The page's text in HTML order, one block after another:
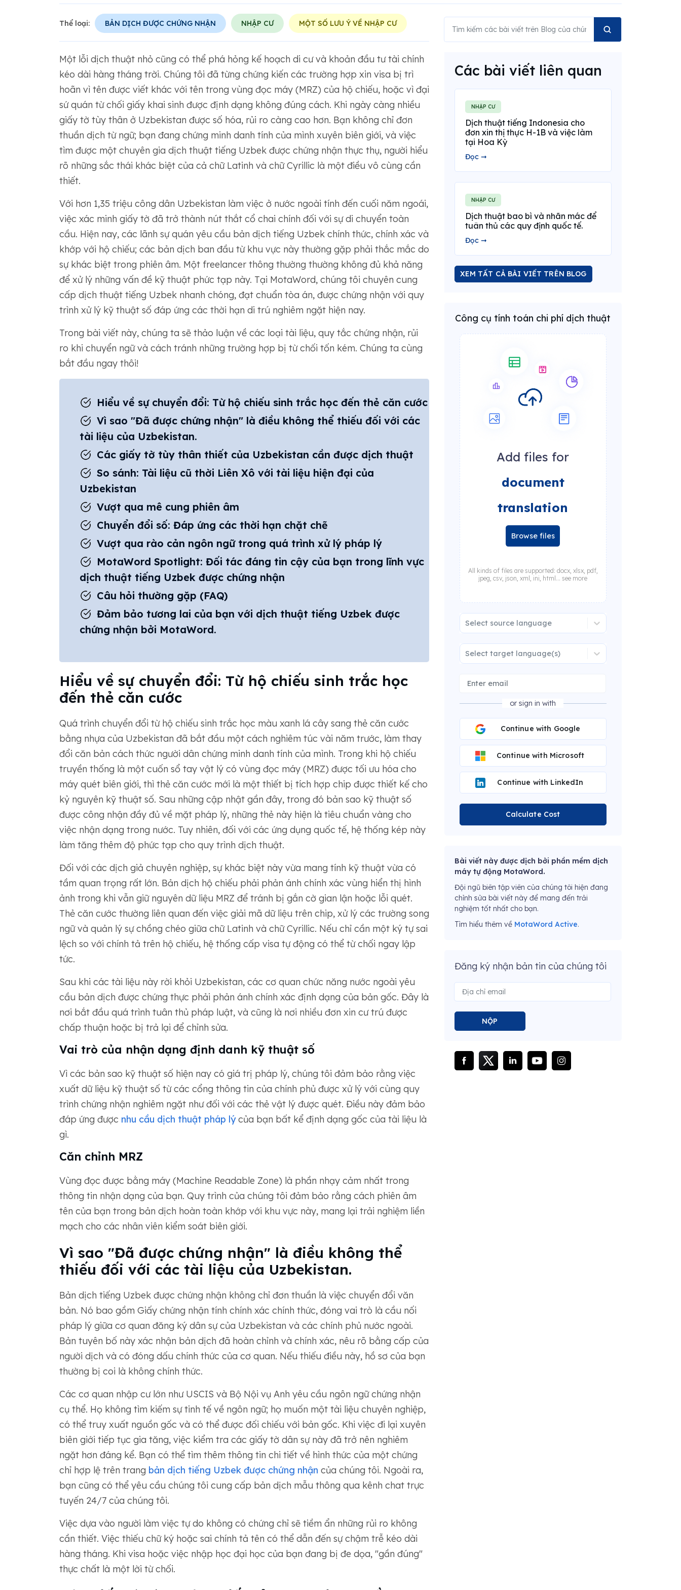
Thể loại: BẢN DỊCH ĐƯỢC CHỨNG NHẬN NHẬP CƯ MỘT SỐ LƯU Ý VỀ NHẬP CƯ
Một lỗi dịch thuật nhỏ cũng có thể phá hỏng kế hoạch di cư và khoản đầu tư tài chính
kéo dài hàng tháng trời. Chúng tôi đã từng chứng kiến ​​các trường hợp xin visa bị trì
hoãn vì tên được viết khác với tên trong vùng đọc máy (MRZ) của hộ chiếu, hoặc vì đại
sứ quán từ chối giấy khai sinh được định dạng không đúng cách. Khi ngày càng nhiều
giấy tờ tùy thân ở Uzbekistan được số hóa, rủi ro càng cao hơn. Bạn không chỉ đơn
thuần dịch từ ngữ; bạn đang chứng minh danh tính của mình xuyên biên giới, và việc
tìm được một chuyên gia dịch thuật tiếng Uzbek được chứng nhận thực thụ, người hiểu
rõ những sắc thái khác biệt của cả chữ Latinh và chữ Cyrillic là một điều vô cùng cần
thiết.
Với hơn 1,35 triệu công dân Uzbekistan làm việc ở nước ngoài tính đến cuối năm ngoái,
việc xác minh giấy tờ đã trở thành nút thắt cổ chai chính đối với sự di chuyển toàn
cầu. Hiện nay, các lãnh sự quán yêu cầu bản dịch tiếng Uzbek chính thức, chính xác và
khớp với hộ chiếu; các bản dịch ban đầu từ khu vực này thường gặp phải thắc mắc do
sự khác biệt trong phiên âm. Một freelancer thông thường thường không đủ khả năng
để xử lý những vấn đề kỹ thuật phức tạp này. Tại MotaWord, chúng tôi chuyên cung
cấp dịch thuật tiếng Uzbek nhanh chóng, đạt chuẩn tòa án, được chứng nhận với quy
trình xử lý kỹ thuật số đáp ứng các thời hạn di trú nghiêm ngặt hiện nay.
Trong bài viết này, chúng ta sẽ thảo luận về các loại tài liệu, quy tắc chứng nhận, rủi
ro khi chuyển ngữ và cách tránh những trường hợp bị từ chối tốn kém. Chúng ta cùng
bắt đầu ngay thôi!
Hiểu về sự chuyển đổi: Từ hộ chiếu sinh trắc học đến thẻ căn cước
Vì sao "Đã được chứng nhận" là điều không thể thiếu đối với các
tài liệu của Uzbekistan.
Các giấy tờ tùy thân thiết của Uzbekistan cần được dịch thuật
So sánh: Tài liệu cũ thời Liên Xô với tài liệu hiện đại của
Uzbekistan
Vượt qua mê cung phiên âm
Chuyển đổi số: Đáp ứng các thời hạn chặt chẽ
Vượt qua rào cản ngôn ngữ trong quá trình xử lý pháp lý
MotaWord Spotlight: Đối tác đáng tin cậy của bạn trong lĩnh vực
dịch thuật tiếng Uzbek được chứng nhận
Câu hỏi thường gặp (FAQ)
Đảm bảo tương lai của bạn với dịch thuật tiếng Uzbek được
chứng nhận bởi MotaWord.
Hiểu về sự chuyển đổi: Từ hộ chiếu sinh trắc học
đến thẻ căn cước
Quá trình chuyển đổi từ hộ chiếu sinh trắc học màu xanh lá cây sang thẻ căn cước
bằng nhựa của Uzbekistan đã bắt đầu một cách nghiêm túc vài năm trước, làm thay
đổi căn bản cách thức người dân chứng minh danh tính của mình. Trong khi hộ chiếu
truyền thống là một cuốn sổ tay vật lý có vùng đọc máy (MRZ) được tối ưu hóa cho
máy quét biên giới, thì thẻ căn cước mới là một thiết bị tích hợp chip được thiết kế cho
kỷ nguyên kỹ thuật số. Sau những cập nhật gần đây, trong đó bản sao kỹ thuật số
được công nhận đầy đủ về mặt pháp lý, những thẻ này hiện là tiêu chuẩn vàng cho
việc nhận dạng trong nước. Tuy nhiên, đối với các ứng dụng quốc tế, hệ thống kép này
làm tăng thêm độ phức tạp cho quy trình dịch thuật.
Đối với các dịch giả chuyên nghiệp, sự khác biệt này vừa mang tính kỹ thuật vừa có
tầm quan trọng rất lớn. Bản dịch hộ chiếu phải phản ánh chính xác vùng hiển thị hình
ảnh trong khi vẫn giữ nguyên dữ liệu MRZ để tránh bị gắn cờ gian lận hoặc lỗi quét.
Thẻ căn cước thường liên quan đến việc giải mã dữ liệu trên chip, xử lý các trường song
ngữ và quản lý sự chồng chéo giữa chữ Latinh và chữ Cyrillic. Nếu chỉ cần một ký tự sai
lệch so với chính tả trên hộ chiếu, hệ thống cấp visa tự động có thể từ chối ngay lập
tức.
Sau khi các tài liệu này rời khỏi Uzbekistan, các cơ quan chức năng nước ngoài yêu
cầu bản dịch được chứng thực phải phản ánh chính xác định dạng của bản gốc. Đây là
nơi bắt đầu quá trình tuân thủ pháp luật, và cũng là nơi nhiều đơn xin cư trú được
chấp thuận hoặc bị trả lại để chỉnh sửa.
Vai trò của nhận dạng định danh kỹ thuật số
Vì các bản sao kỹ thuật số hiện nay có giá trị pháp lý, chúng tôi đảm bảo rằng việc
xuất dữ liệu kỹ thuật số từ các cổng thông tin của chính phủ được xử lý với cùng quy
trình chứng nhận nghiêm ngặt như đối với các thẻ vật lý được quét. Điều này đảm bảo
đáp ứng được nhu cầu dịch thuật pháp lýcủa bạn bất kể định dạng gốc của tài liệu là
gì.
Căn chỉnh MRZ
Vùng đọc được bằng máy (Machine Readable Zone) là phần nhạy cảm nhất trong
thông tin nhận dạng của bạn. Quy trình của chúng tôi đảm bảo rằng cách phiên âm
tên của bạn trong bản dịch hoàn toàn khớp với khu vực này, mang lại trải nghiệm liền
mạch cho các nhân viên kiểm soát biên giới.
Vì sao "Đã được chứng nhận" là điều không thể
thiếu đối với các tài liệu của Uzbekistan.
Bản dịch tiếng Uzbek được chứng nhận không chỉ đơn thuần là việc chuyển đổi văn
bản. Nó bao gồm Giấy chứng nhận tính chính xác chính thức, đóng vai trò là cầu nối
pháp lý giữa cơ quan đăng ký dân sự của Uzbekistan và các chính phủ nước ngoài.
Bản tuyên bố này xác nhận bản dịch đã hoàn chỉnh và chính xác, nêu rõ bằng cấp của
người dịch và có đóng dấu chính thức của cơ quan. Nếu thiếu điều này, hồ sơ của bạn
thường bị coi là không chính thức.
Các cơ quan nhập cư lớn như USCIS và Bộ Nội vụ Anh yêu cầu ngôn ngữ chứng nhận
cụ thể. Họ không tìm kiếm sự tinh tế về ngôn ngữ; họ muốn một tài liệu chuyên nghiệp,
có thể truy xuất nguồn gốc và có thể được đối chiếu với bản gốc. Khi việc đi lại xuyên
biên giới tiếp tục gia tăng, việc kiểm tra các giấy tờ dân sự này đã trở nên nghiêm
ngặt hơn đáng kể. Bạn có thể tìm thêm thông tin chi tiết về hình thức của một chứng
chỉ hợp lệ trên trang bản dịch tiếng Uzbek được chứng nhận của chúng tôi. Ngoài ra,
bạn cũng có thể yêu cầu chúng tôi cung cấp bản dịch mẫu thông qua kênh chat trực
tuyến 24/7 của chúng tôi.
Việc dựa vào người làm việc tự do không có chứng chỉ sẽ tiềm ẩn những rủi ro không
cần thiết. Việc thiếu chữ ký hoặc sai chính tả tên có thể dẫn đến sự chậm trễ kéo dài
hàng tháng. Khi visa hoặc việc nhập học đại học của bạn đang bị đe dọa, "gần đúng"
thực chất là một lời từ chối.
Các bài viết liên quan
NHẬP CƯ
Dịch thuật tiếng Indonesia cho
đơn xin thị thực H-1B và việc làm
tại Hoa Kỳ
Đọc ➞
NHẬP CƯ
Dịch thuật bao bì và nhãn mác để
tuân thủ các quy định quốc tế.
Đọc ➞
XEM TẤT CẢ BÀI VIẾT TRÊN BLOG
Công cụ tính toán chi phí dịch thuật
Add files for
document
translation
Browse files
All kinds of files are supported: docx, xlsx, pdf,
jpeg, csv, json, xml, ini, html... see more
Select source language
Select target language(s)
or sign in with
Continue with Google
Continue with Microsoft
Continue with LinkedIn
Calculate Cost
Bài viết này được dịch bởi phần mềm dịch
máy tự động MotaWord.
Đội ngũ biên tập viên của chúng tôi hiện đang
chỉnh sửa bài viết này để mang đến trải
nghiệm tốt nhất cho bạn.
Tìm hiểu thêm về MotaWord Active.
Đăng ký nhận bản tin của chúng tôi
NỘP